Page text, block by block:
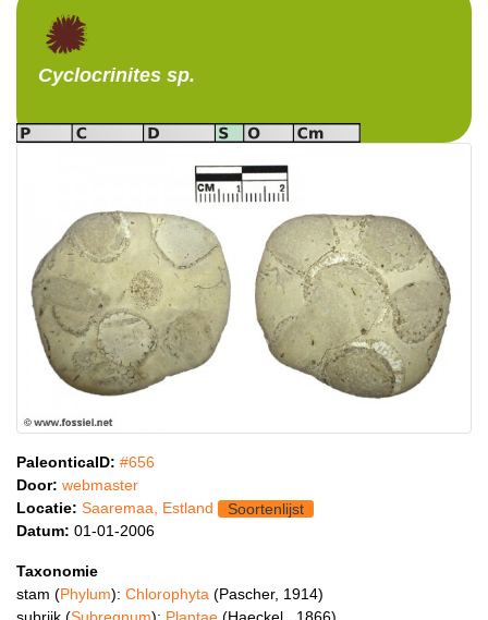
Cyclocrinites sp.
PaleonticaID: #656
Door: webmaster
Locatie: Saaremaa, Estland
Soortenlijst
Datum: 01-01-2006
Taxonomie
stam (Phylum): Chlorophyta (Pascher, 1914)
subrijk (Subregnum): Plantae (Haeckel,, 1866)